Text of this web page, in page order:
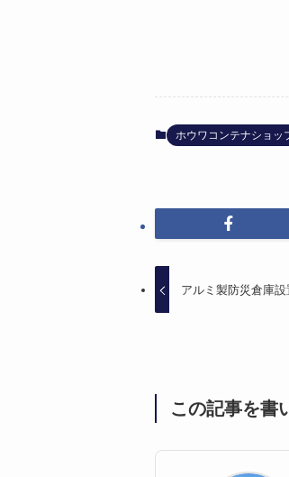
ホウワコンテナショッ
アルミ製防災倉庫設
この記事を書